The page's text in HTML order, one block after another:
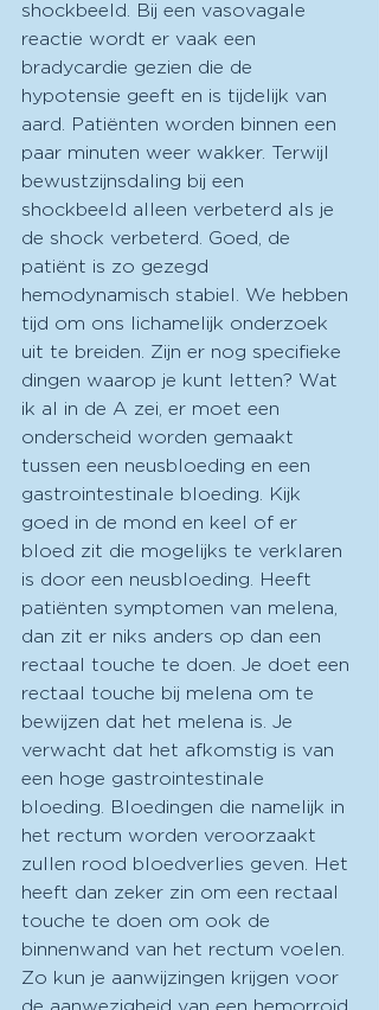
shockbeeld. Bij een vasovagale
reactie wordt er vaak een
bradycardie gezien die de
hypotensie geeft en is tijdelijk van
aard. Patiënten worden binnen een
paar minuten weer wakker. Terwijl
bewustzijnsdaling bij een
shockbeeld alleen verbeterd als je
de shock verbeterd. Goed, de
patiënt is zo gezegd
hemodynamisch stabiel. We hebben
tijd om ons lichamelijk onderzoek
uit te breiden. Zijn er nog specifieke
dingen waarop je kunt letten? Wat
ik al in de A zei, er moet een
onderscheid worden gemaakt
tussen een neusbloeding en een
gastrointestinale bloeding. Kijk
goed in de mond en keel of er
bloed zit die mogelijks te verklaren
is door een neusbloeding. Heeft
patiënten symptomen van melena,
dan zit er niks anders op dan een
rectaal touche te doen. Je doet een
rectaal touche bij melena om te
bewijzen dat het melena is. Je
verwacht dat het afkomstig is van
een hoge gastrointestinale
bloeding. Bloedingen die namelijk in
het rectum worden veroorzaakt
zullen rood bloedverlies geven. Het
heeft dan zeker zin om een rectaal
touche te doen om ook de
binnenwand van het rectum voelen.
Zo kun je aanwijzingen krijgen voor
de aanwezigheid van een hemorroid,